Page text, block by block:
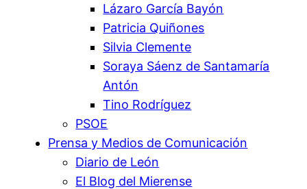
Lázaro García Bayón
Patricia Quiñones
Silvia Clemente
Soraya Sáenz de Santamaría
Antón
Tino Rodríguez
PSOE
Prensa y Medios de Comunicación
Diario de León
El Blog del Mierense